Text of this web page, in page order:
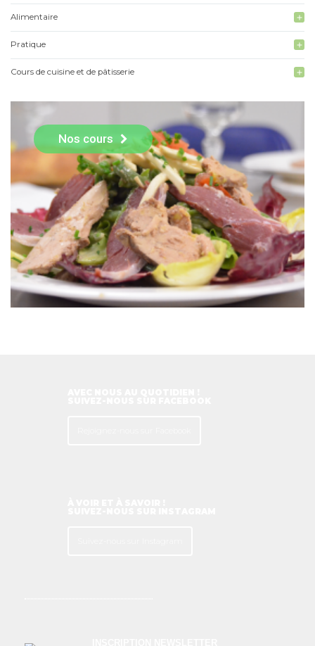
Alimentaire add
Pratique add
Cours de cuisine et de pâtisserie add
Nos cours